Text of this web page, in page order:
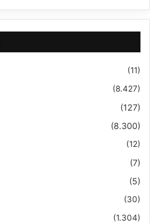
(11)
(8.427)
(127)
(8.300)
(12)
(7)
(5)
(30)
(1.304)